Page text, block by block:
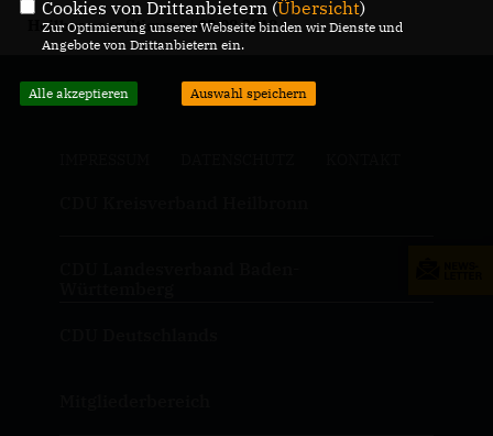
Heilbronner Stimme | 03.08.2018
Cookies von Drittanbietern (Übersicht)
Zur Optimierung unserer Webseite binden wir Dienste und
Angebote von Drittanbietern ein.
Alle akzeptieren Auswahl speichern